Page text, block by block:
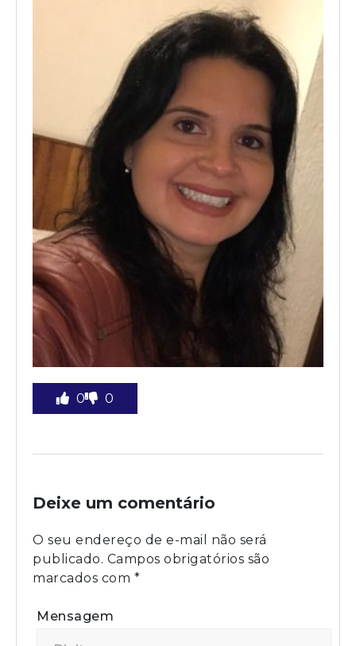
0 0
Deixe um comentário
O seu endereço de e-mail não será
publicado. Campos obrigatórios são
marcados com *
Mensagem